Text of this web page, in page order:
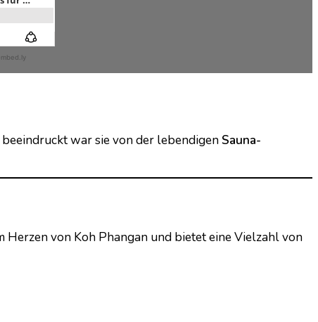
war sie von der lebendigenSauna-
Herzen von Koh Phangan und bietet eine Vielzahl von